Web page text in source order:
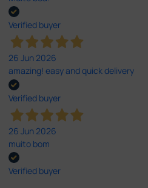
Verified buyer
26 Jun 2026
amazing! easy and quick delivery
Verified buyer
26 Jun 2026
muito bom
Verified buyer